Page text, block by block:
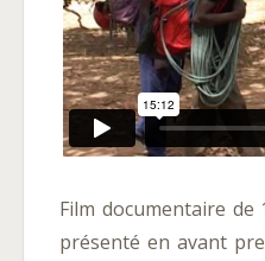
Film documentaire de
présenté en avant